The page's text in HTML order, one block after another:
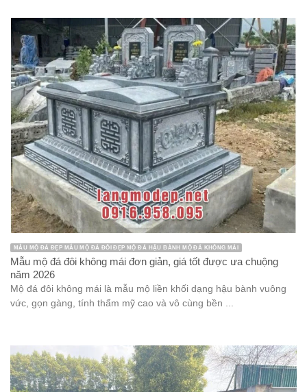
MẪU MỘ ĐÁ ĐẸP MẪU MỘ ĐÁ ĐÔI ĐẸP MỘ ĐÁ HẬU BÀNH MỘ ĐÁ KHÔNG MÁI
Mẫu mộ đá đôi không mái đơn giản, giá tốt được ưa chuộng
năm 2026
Mộ đá đôi không mái là mẫu mộ liền khối dạng hậu bành vuông
vức, gọn gàng, tính thẩm mỹ cao và vô cùng bền ...